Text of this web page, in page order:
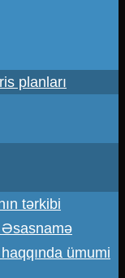
planları
tərkibi
ümumi